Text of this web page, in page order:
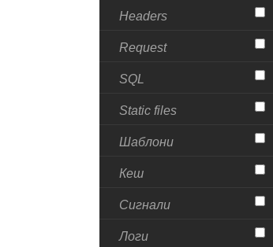
Headers
Request
SQL
Static files
Шаблони
Кеш
Сигнали
Логи